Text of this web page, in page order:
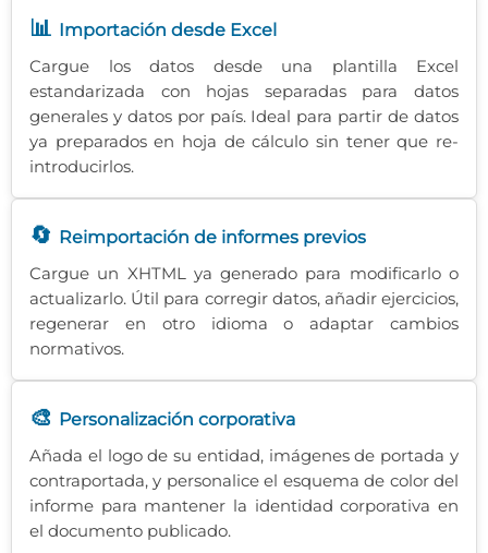
📊 Importación desde Excel
Cargue los datos desde una plantilla Excel
estandarizada con hojas separadas para datos
generales y datos por país. Ideal para partir de datos
ya preparados en hoja de cálculo sin tener que re-
introducirlos.
🔄 Reimportación de informes previos
Cargue un XHTML ya generado para modificarlo o
actualizarlo. Útil para corregir datos, añadir ejercicios,
regenerar en otro idioma o adaptar cambios
normativos.
🎨 Personalización corporativa
Añada el logo de su entidad, imágenes de portada y
contraportada, y personalice el esquema de color del
informe para mantener la identidad corporativa en
el documento publicado.